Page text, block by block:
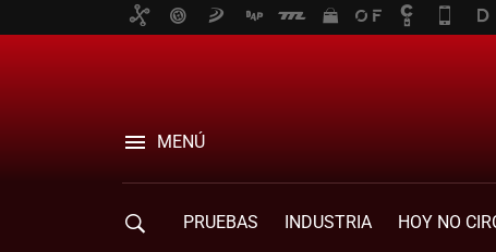
MENÚ
PRUEBAS INDUSTRIA HOY NO